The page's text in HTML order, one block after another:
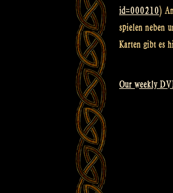
id=000210)
spielen neben
Karten gibt es
Our weekly